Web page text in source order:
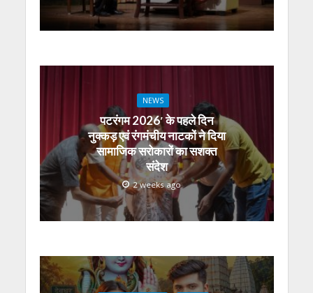
NEWS
पटरंगम 2026′ के पहले दिन
नुक्कड़ एवं रंगमंचीय नाटकों ने दिया
सामाजिक सरोकारों का सशक्त
संदेश
2 weeks ago